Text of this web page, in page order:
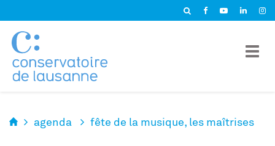
agenda fête de la musique, les maîtrises